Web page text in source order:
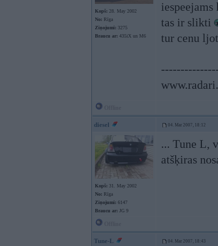
Kopš: 28. May 2002
No: Rīga
Ziņojumi: 3275
Braucu ar: 435iX un M6
tas ir slikti
tur cenu
diesel 04. Mar 2007, 18:12
Kopš: 31. May 2002
No: Rīga
Ziņojumi: 6147
Braucu ar: JG 9
... Tune L,
atšķiras
Tune-L 04. Mar 2007, 18:43